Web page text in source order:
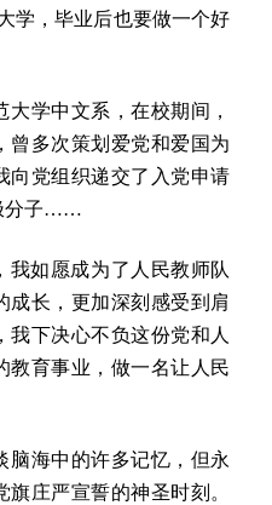
学，毕业后也要做一个好
大学中文系，在校期间，
曾多次策划爱党和爱国为
向党组织递交了入党申请
分子……
我如愿成为了人民教师队
成长，更加深刻感受到肩
我下决心不负这份党和人
教育事业，做一名让人民
脑海中的许多记忆，但永
庄严宣誓的神圣时刻。